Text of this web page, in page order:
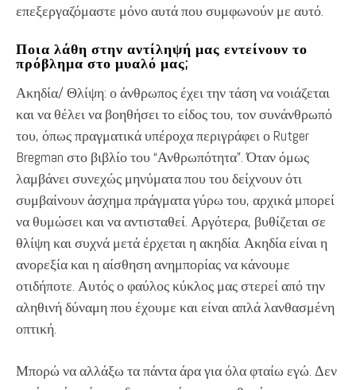
επεξεργαζόμαστε μόνο αυτά που συμφωνούν με αυτό.
Ποια λάθη στην αντίληψή μας εντείνουν το
πρόβλημα στο μυαλό μας;
Ακηδία/ Θλίψη: ο άνθρωπος έχει την τάση να νοιάζεται
και να θέλει να βοηθήσει το είδος του, τον συνάνθρωπό
του, όπως πραγματικά υπέροχα περιγράφει ο Rutger
Bregman στο βιβλίο του “Ανθρωπότητα”. Όταν όμως
λαμβάνει συνεχώς μηνύματα που του δείχνουν ότι
συμβαίνουν άσχημα πράγματα γύρω του, αρχικά μπορεί
να θυμώσει και να αντισταθεί. Αργότερα, βυθίζεται σε
θλίψη και συχνά μετά έρχεται η ακηδία. Ακηδία είναι η
ανορεξία και η αίσθηση ανημπορίας να κάνουμε
οτιδήποτε. Αυτός ο φαύλος κύκλος μας στερεί από την
αληθινή δύναμη που έχουμε και είναι απλά λανθασμένη
οπτική.
Μπορώ να αλλάξω τα πάντα άρα για όλα φταίω εγώ. Δεν